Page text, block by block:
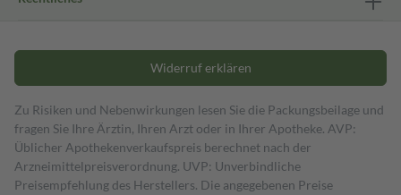
Widerruf erklären
Zu Risiken und Nebenwirkungen lesen Sie die Packungsbeilage und
fragen Sie Ihre Ärztin, Ihren Arzt oder in Ihrer Apotheke. AVP:
Üblicher Apothekenverkaufspreis berechnet nach der
Arzneimittelpreisverordnung. UVP: Unverbindliche
Preisempfehlung des Herstellers. Die angegebenen Preise